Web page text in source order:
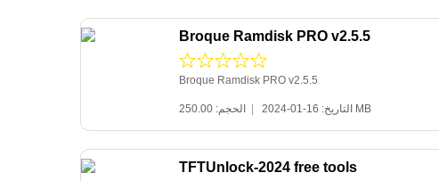
Broque Ramdisk PRO v2.5.5
Broque Ramdisk PRO v2.5.5
التاريخ: 16-01-2024 الحجم: 250.00 MB
TFTUnlock-2024 free tools